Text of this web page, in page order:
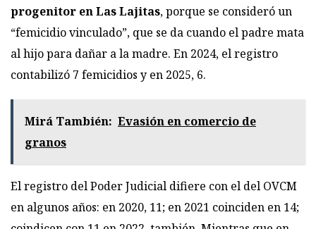
progenitor en Las Lajitas, porque se consideró un
“femicidio vinculado”, que se da cuando el padre mata
al hijo para dañar a la madre. En 2024, el registro
contabilizó 7 femicidios y en 2025, 6.
Mirá También: Evasión en comercio de
granos
El registro del Poder Judicial difiere con el del OVCM
en algunos años: en 2020, 11; en 2021 coinciden en 14;